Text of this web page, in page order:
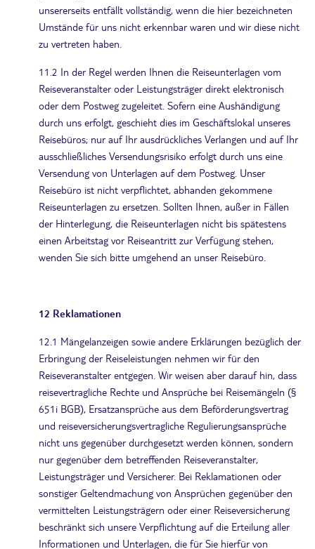
unsererseits entfällt vollständig, wenn die hier bezeichneten
Umstände für uns nicht erkennbar waren und wir diese nicht
zu vertreten haben.
11.2 In der Regel werden Ihnen die Reiseunterlagen vom
Reiseveranstalter oder Leistungsträger direkt elektronisch
oder dem Postweg zugeleitet. Sofern eine Aushändigung
durch uns erfolgt, geschieht dies im Geschäftslokal unseres
Reisebüros; nur auf Ihr ausdrückliches Verlangen und auf Ihr
ausschließliches Versendungsrisiko erfolgt durch uns eine
Versendung von Unterlagen auf dem Postweg. Unser
Reisebüro ist nicht verpflichtet, abhanden gekommene
Reiseunterlagen zu ersetzen. Sollten Ihnen, außer in Fällen
der Hinterlegung, die Reiseunterlagen nicht bis spätestens
einen Arbeitstag vor Reiseantritt zur Verfügung stehen,
wenden Sie sich bitte umgehend an unser Reisebüro.
12 Reklamationen
12.1 Mängelanzeigen sowie andere Erklärungen bezüglich der
Erbringung der Reiseleistungen nehmen wir für den
Reiseveranstalter entgegen. Wir weisen aber darauf hin, dass
reisevertragliche Rechte und Ansprüche bei Reisemängeln (§
651i BGB), Ersatzansprüche aus dem Beförderungsvertrag
und reiseversicherungsvertragliche Regulierungsansprüche
nicht uns gegenüber durchgesetzt werden können, sondern
nur gegenüber dem betreffenden Reiseveranstalter,
Leistungsträger und Versicherer. Bei Reklamationen oder
sonstiger Geltendmachung von Ansprüchen gegenüber den
vermittelten Leistungsträgern oder einer Reiseversicherung
beschränkt sich unsere Verpflichtung auf die Erteilung aller
Informationen und Unterlagen, die für Sie hierfür von